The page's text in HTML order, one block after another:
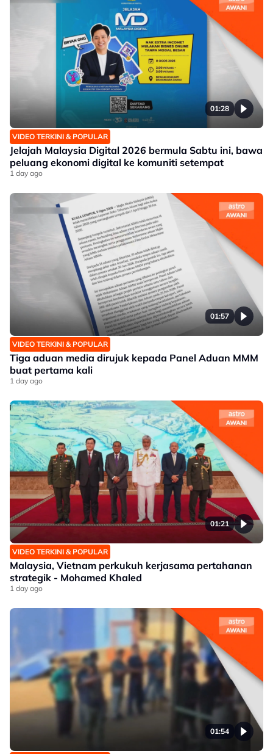
01:28
VIDEO TERKINI & POPULAR
Jelajah Malaysia Digital 2026 bermula Sabtu ini, bawa
peluang ekonomi digital ke komuniti setempat
1 day ago
01:57
VIDEO TERKINI & POPULAR
Tiga aduan media dirujuk kepada Panel Aduan MMM
buat pertama kali
1 day ago
01:21
VIDEO TERKINI & POPULAR
Malaysia, Vietnam perkukuh kerjasama pertahanan
strategik - Mohamed Khaled
1 day ago
01:54